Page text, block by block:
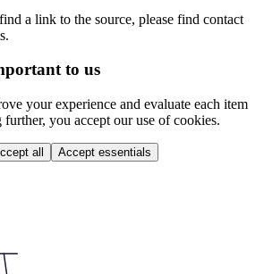
a link to the source, please find contact
to us
your experience and evaluate each item
you accept our use of cookies.
all Accept essentials